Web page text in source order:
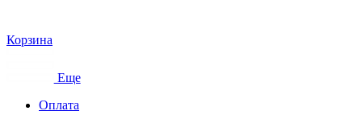
Корзина
Еще
Оплата